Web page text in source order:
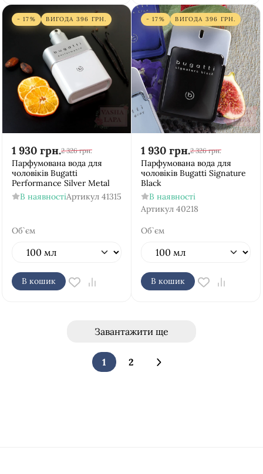
- 17% ВИГОДА 396 ГРН.
1 930 грн.2 326 грн.
Парфумована вода для
чоловіків Bugatti
Performance Silver Metal
В наявностіАртикул 41315
Об`єм
В кошик
- 17% ВИГОДА 396 ГРН.
1 930 грн.2 326 грн.
Парфумована вода для
чоловіків Bugatti Signature
Black
В наявності
Артикул 40218
Об`єм
В кошик
Завантажити ще
1 2